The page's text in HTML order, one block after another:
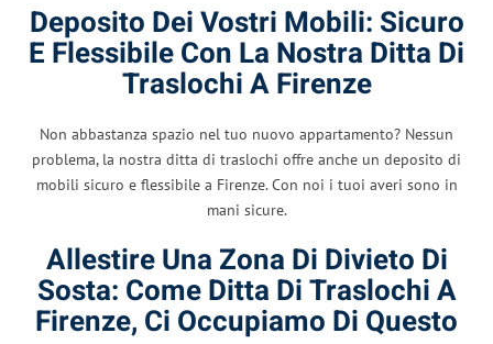
Deposito Dei Vostri Mobili: Sicuro
E Flessibile Con La Nostra Ditta Di
Traslochi A Firenze
Non abbastanza spazio nel tuo nuovo appartamento? Nessun
problema, la nostra ditta di traslochi offre anche un deposito di
mobili sicuro e flessibile a Firenze. Con noi i tuoi averi sono in
mani sicure.
Allestire Una Zona Di Divieto Di
Sosta: Come Ditta Di Traslochi A
Firenze, Ci Occupiamo Di Questo